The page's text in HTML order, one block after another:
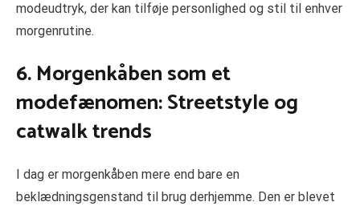
modeudtryk, der kan tilføje personlighed og stil til enhver
morgenrutine.
6. Morgenkåben som et
modefænomen: Streetstyle og
catwalk trends
I dag er morgenkåben mere end bare en
beklædningsgenstand til brug derhjemme. Den er blevet